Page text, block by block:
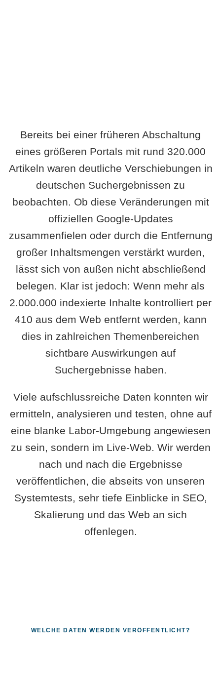
Bereits bei einer früheren Abschaltung
eines größeren Portals mit rund 320.000
Artikeln waren deutliche Verschiebungen in
deutschen Suchergebnissen zu
beobachten. Ob diese Veränderungen mit
offiziellen Google-Updates
zusammenfielen oder durch die Entfernung
großer Inhaltsmengen verstärkt wurden,
lässt sich von außen nicht abschließend
belegen. Klar ist jedoch: Wenn mehr als
2.000.000 indexierte Inhalte kontrolliert per
410 aus dem Web entfernt werden, kann
dies in zahlreichen Themenbereichen
sichtbare Auswirkungen auf
Suchergebnisse haben.
Viele aufschlussreiche Daten konnten wir
ermitteln, analysieren und testen, ohne auf
eine blanke Labor-Umgebung angewiesen
zu sein, sondern im Live-Web. Wir werden
nach und nach die Ergebnisse
veröffentlichen, die abseits von unseren
Systemtests, sehr tiefe Einblicke in SEO,
Skalierung und das Web an sich
offenlegen.
WELCHE DATEN WERDEN VERÖFFENTLICHT?